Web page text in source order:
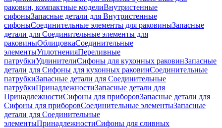
раковин, компактные моделиВнутристенные
сифоныЗапасные детали для Внутристенные
сифоныСоединительные элементы для раковиныЗапасные
детали для Соединительные элементы для
раковиныОблицовкаСоединительные
элементыУплотненияПереливные
патрубкиУдлинителиСифоны для кухонных раковинЗапасные
детали для Сифоны для кухонных раковинСоединительные
патрубкиЗапасные детали для Соединительные
патрубкиПринадлежностиЗапасные детали для
ПринадлежностиСифоны для приборовЗапасные детали для
Сифоны для приборовСоединительные элементыЗапасные
детали для Соединительные
элементыПринадлежностиСифоны для сливных